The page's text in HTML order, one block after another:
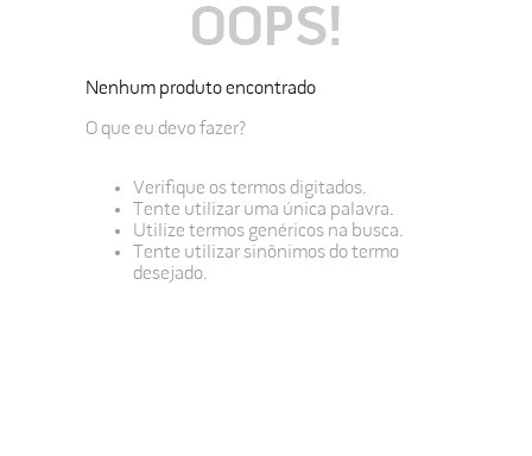
OOPS!
Nenhum produto encontrado
O que eu devo fazer?
Verifique os termos digitados.
Tente utilizar uma única palavra.
Utilize termos genéricos na busca.
Tente utilizar sinônimos do termo
desejado.